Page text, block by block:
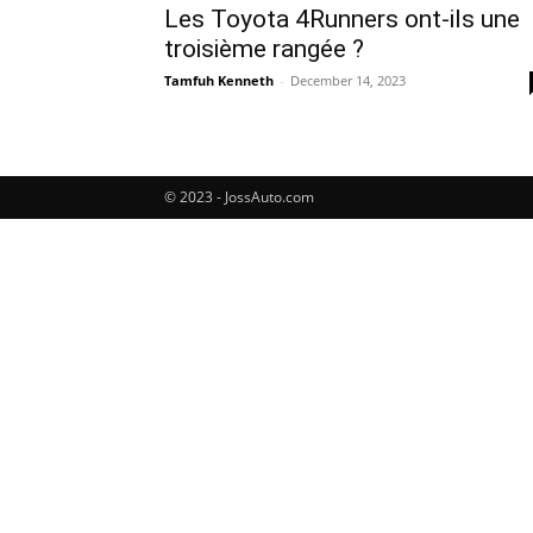
Les Toyota 4Runners ont-ils une
troisième rangée ?
Tamfuh Kenneth - December 14, 2023
© 2023 - JossAuto.com